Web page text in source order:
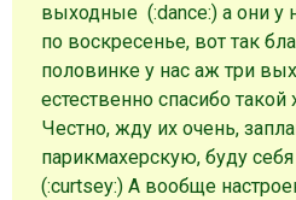
выходные (:dance:) а они у
по воскресенье, вот так
половинке у нас аж три
естественно спасибо
Честно, жду их очень,
парикмахерскую, буду
(:curtsey:) А вообще